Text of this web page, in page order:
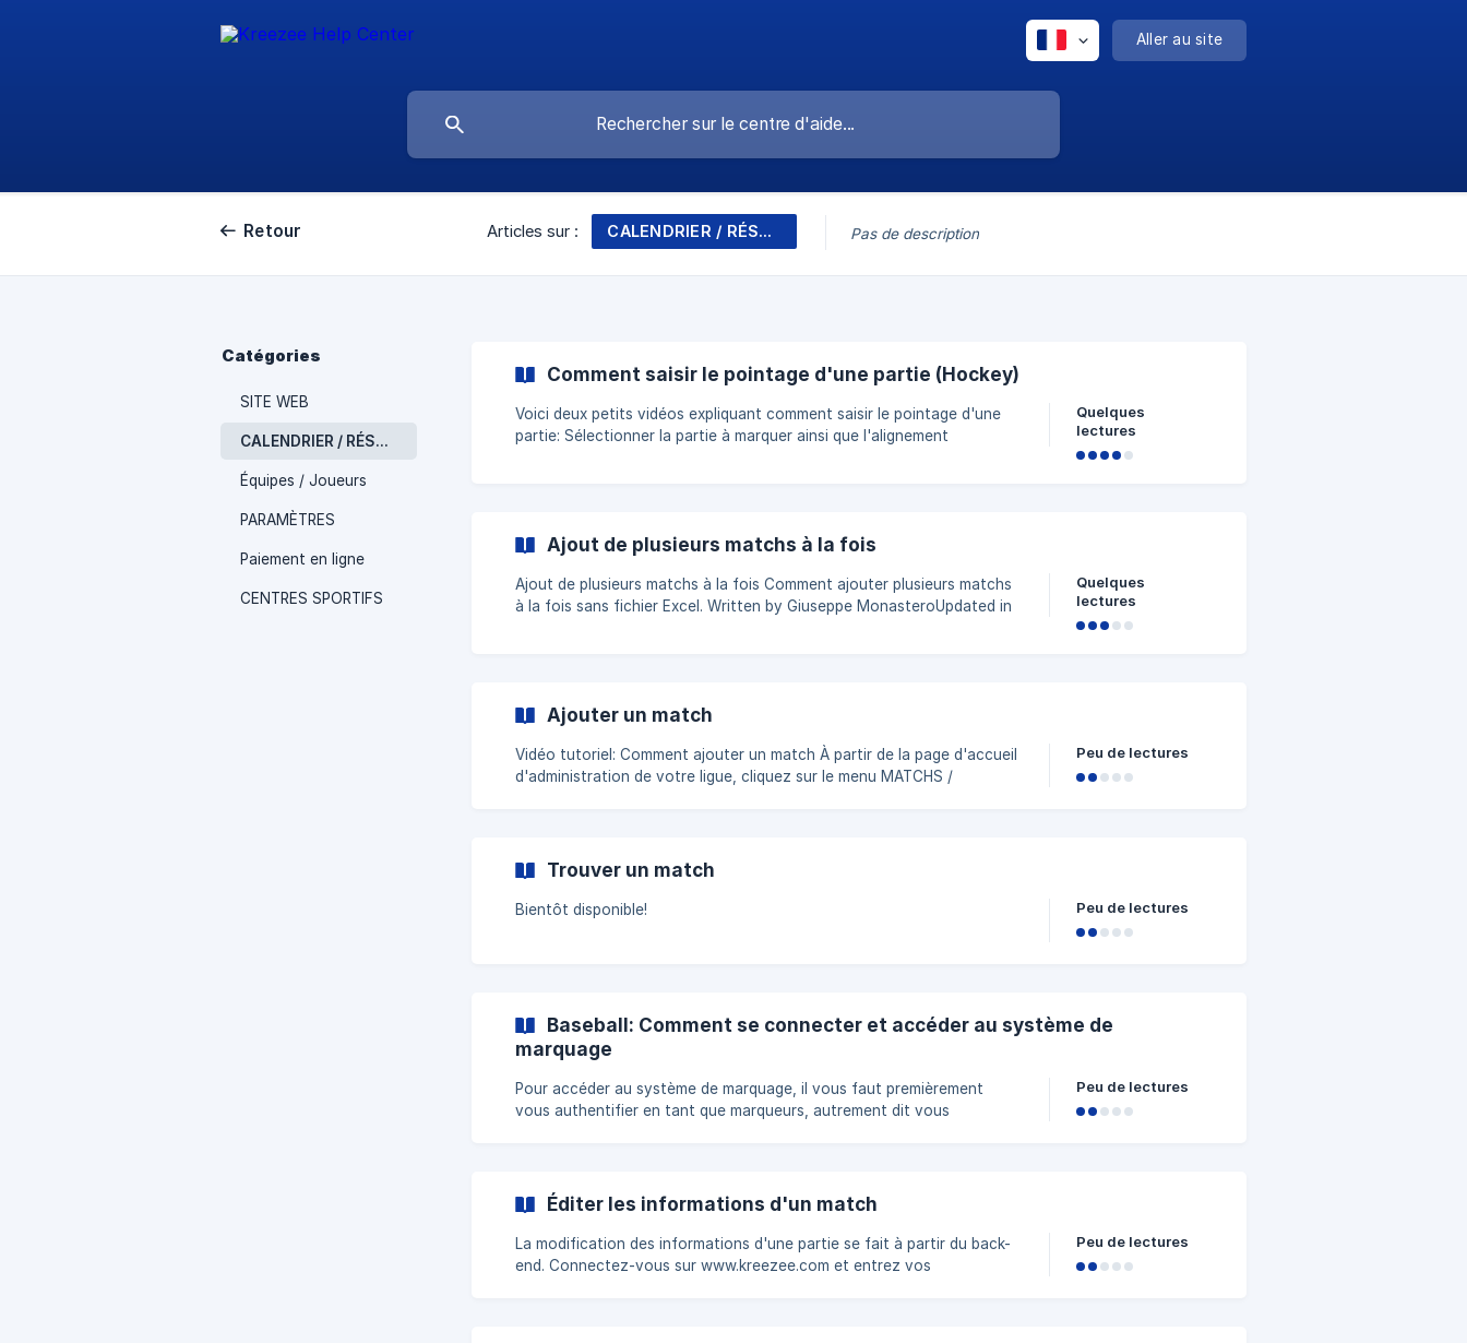
Aller au site
Retour Articles sur : CALENDRIER / RÉSULTAT Pas de description
Catégories
SITE WEB
CALENDRIER / RÉSULTAT
Équipes / Joueurs
PARAMÈTRES
Paiement en ligne
CENTRES SPORTIFS
Comment saisir le pointage d'une partie (Hockey)
Voici deux petits vidéos expliquant comment saisir le pointage d'une
partie: Sélectionner la partie à marquer ainsi que l'alignement
Quelques
lectures
Ajout de plusieurs matchs à la fois
Ajout de plusieurs matchs à la fois Comment ajouter plusieurs matchs
à la fois sans fichier Excel. Written by Giuseppe MonasteroUpdated in
Quelques
lectures
Ajouter un match
Vidéo tutoriel: Comment ajouter un match À partir de la page d'accueil
d'administration de votre ligue, cliquez sur le menu MATCHS /
Peu de lectures
Trouver un match
Bientôt disponible! Peu de lectures
Baseball: Comment se connecter et accéder au système de
marquage
Pour accéder au système de marquage, il vous faut premièrement
vous authentifier en tant que marqueurs, autrement dit vous
fin de l'URL, ajoutez "**/logi
Peu de lectures
Éditer les informations d'un match
La modification des informations d'une partie se fait à partir du back-
end. Connectez-vous sur www.kreezee.com et entrez vos
Peu de lectures